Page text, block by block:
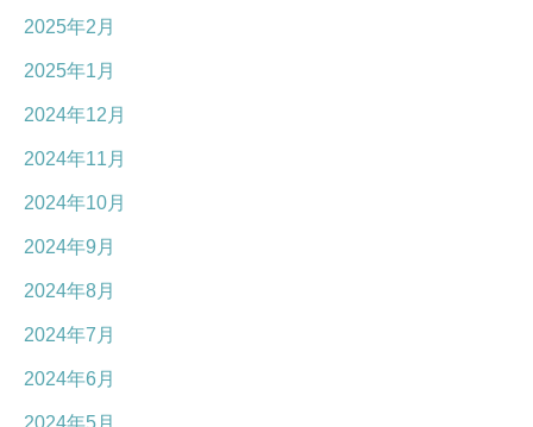
2025年2月
2025年1月
2024年12月
2024年11月
2024年10月
2024年9月
2024年8月
2024年7月
2024年6月